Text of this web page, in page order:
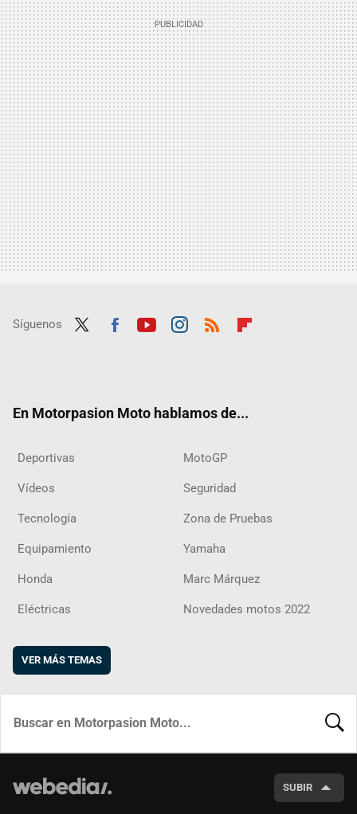
Síguenos
En Motorpasion Moto hablamos de...
Deportivas MotoGP
Vídeos Seguridad
Tecnología Zona de Pruebas
Equipamiento Yamaha
Honda Marc Márquez
Eléctricas Novedades motos 2022
VER MÁS TEMAS
SUBIR